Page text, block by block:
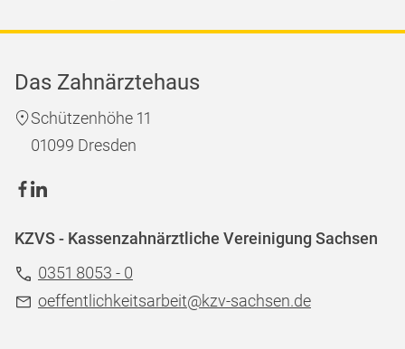
Das Zahnärztehaus
Schützenhöhe 11
01099 Dresden
KZVS - Kassenzahnärztliche Vereinigung Sachsen
0351 8053 - 0
oeffentlichkeitsarbeit@kzv-sachsen.de